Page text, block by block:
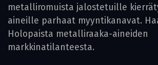
metalliromuista jalostetuille
aineille parhaat myyntikanavat.
Holopaista metalliraaka-aineiden
markkinatilanteesta.